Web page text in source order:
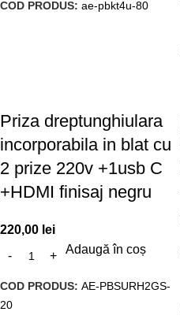
COD PRODUS: ae-pbkt4u-80
Priza dreptunghiulara
incorporabila in blat cu
2 prize 220v +1usb C
+HDMI finisaj negru
220,00 lei
Adaugă în coș
COD PRODUS: AE-PBSURH2GS-
20